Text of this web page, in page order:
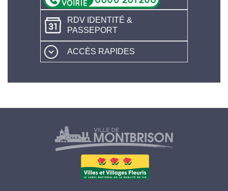
RDV IDENTITÉ &
PASSEPORT
ACCÈS RAPIDES